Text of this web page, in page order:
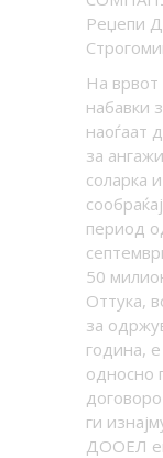
Реџепи
На врвот
набавки
наоѓаат
за
соларка
период
50
Оттука,
за
година,
односно
ги
ДООЕЛ